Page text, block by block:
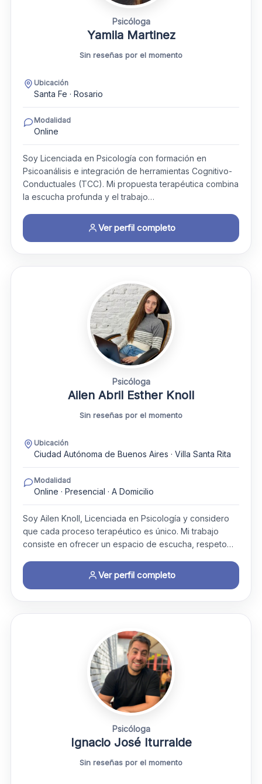
Psicóloga
Yamila Martinez
Sin reseñas por el momento
Ubicación
Santa Fe · Rosario
Modalidad
Online
Soy Licenciada en Psicología con formación en
Psicoanálisis e integración de herramientas Cognitivo-
Conductuales (TCC). Mi propuesta terapéutica combina
la escucha profunda y el trabajo…
Ver perfil completo
Psicóloga
Ailen Abril Esther Knoll
Sin reseñas por el momento
Ubicación
Ciudad Autónoma de Buenos Aires · Villa Santa Rita
Modalidad
Online · Presencial · A Domicilio
Soy Ailen Knoll, Licenciada en Psicología y considero
que cada proceso terapéutico es único. Mi trabajo
consiste en ofrecer un espacio de escucha, respeto…
Ver perfil completo
Psicóloga
Ignacio José Iturralde
Sin reseñas por el momento